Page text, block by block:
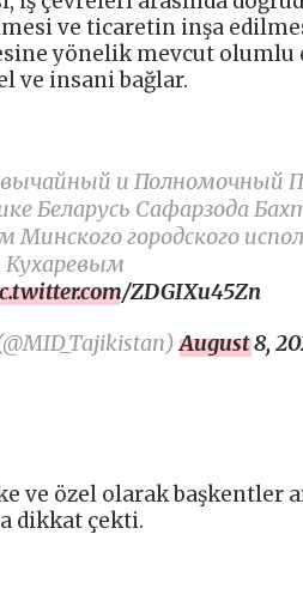
ve ticaretin inşa
yönelik mevcut olumlu
ve insani bağlar.
и Полномочный
Беларусь Сафарзода
Минского городского
ZDGIXu45Zn
August 8,
ve özel olarak başkentler
dikkat çekti.